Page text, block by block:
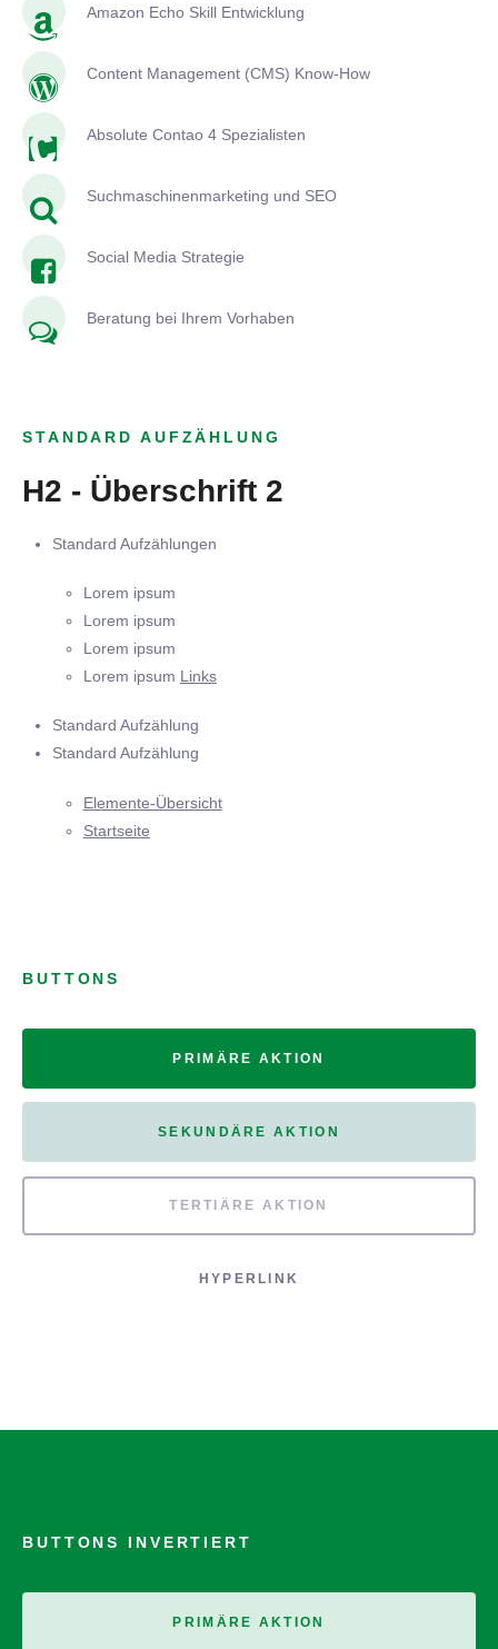
Amazon Echo Skill Entwicklung
Content Management (CMS) Know-How
Absolute Contao 4 Spezialisten
Suchmaschinenmarketing und SEO
Social Media Strategie
Beratung bei Ihrem Vorhaben
STANDARD AUFZÄHLUNG
H2 - Überschrift 2
Standard Aufzählungen
Lorem ipsum
Lorem ipsum
Lorem ipsum
Lorem ipsum Links
Standard Aufzählung
Standard Aufzählung
Elemente-Übersicht
Startseite
BUTTONS
PRIMÄRE AKTION
SEKUNDÄRE AKTION
TERTIÄRE AKTION
HYPERLINK
BUTTONS INVERTIERT
PRIMÄRE AKTION